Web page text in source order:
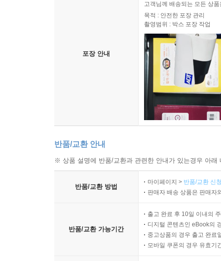
포장 안내
고객님께 배송되는 모든 상
목적 : 안전한 포장 관리
촬영범위 : 박스 포장 작업
반품/교환 안내
※ 상품 설명에 반품/교환과 관련한 안내가 있는경우 아
반품/교환 방법
마이페이지 > 반품/교환 신
판매자 배송 상품은 판매자
반품/교환 가능기간
출고 완료 후 10일 이내의
디지털 콘텐츠인 eBook의
중고상품의 경우 출고 완료
모바일 쿠폰의 경우 유효기